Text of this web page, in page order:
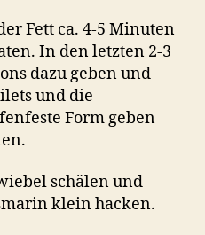
Fett ca. 4-5 Minuten
In den letzten 2-3
dazu geben und
und die
Form geben
schälen und
klein hacken.